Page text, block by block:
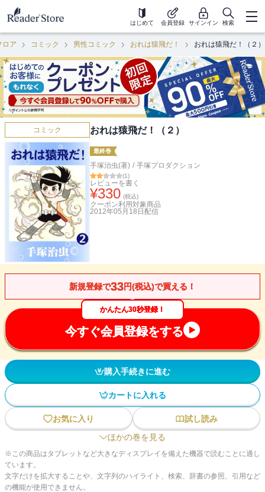
はじめて 会員登録 サインイン 検索
ロア コミック 男性コミック おれは猿飛だ！ おれは猿飛だ！（２）
コミック おれは猿飛だ！（２）
最終巻
手塚治虫(著) / 手塚プロダクション
(1)
レビューを書く
¥330 (税込)
クーポン利用対象商品
2012年05月18日 配信
新規登録で33円(税込)で買える！
かんたん30秒登録！
今すぐ会員登録をする
購入手続きに進む
カートに入れる
お気に入り
試し読み
ほかの巻を見る
※この商品はタブレットなど大きなディスプレイを備えた機器で読むことに適し
ています。
文字だけを拡大することや、文字列のハイライト、検索、辞書の参照、引用など
の機能が使用できません。